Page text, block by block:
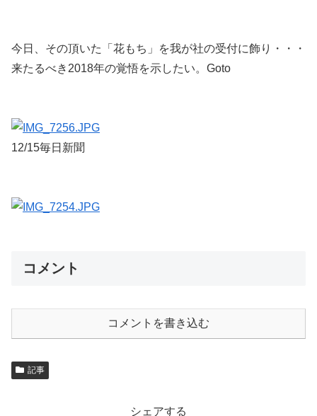
今日、その頂いた「花もち」を我が社の受付に飾り・・・
来たるべき2018年の覚悟を示したい。Goto
12/15毎日新聞
コメント
コメントを書き込む
記事
シェアする